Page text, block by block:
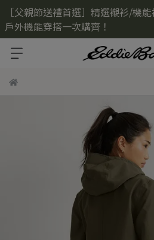
［父親節送禮首選］精選襯衫/機
戶外機能穿搭一次購齊！